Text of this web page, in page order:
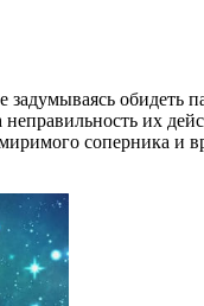
обидеть
их
соперника и